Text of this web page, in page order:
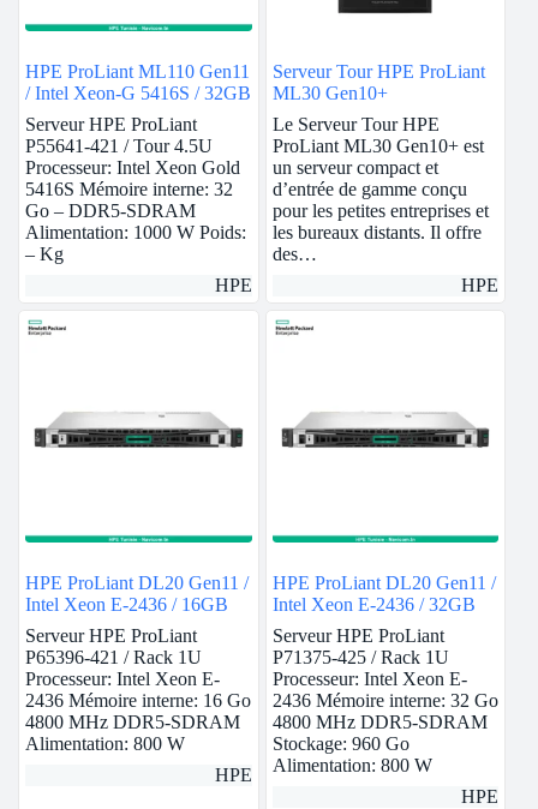
HPE ProLiant ML110 Gen11
/ Intel Xeon-G 5416S / 32GB
Serveur HPE ProLiant
P55641-421 / Tour 4.5U
Processeur: Intel Xeon Gold
5416S Mémoire interne: 32
Go – DDR5-SDRAM
Alimentation: 1000 W Poids:
– Kg
HPE
Serveur Tour HPE ProLiant
ML30 Gen10+
Le Serveur Tour HPE
ProLiant ML30 Gen10+ est
un serveur compact et
d’entrée de gamme conçu
pour les petites entreprises et
les bureaux distants. Il offre
des…
HPE
HPE ProLiant DL20 Gen11 /
Intel Xeon E-2436 / 16GB
Serveur HPE ProLiant
P65396-421 / Rack 1U
Processeur: Intel Xeon E-
2436 Mémoire interne: 16 Go
4800 MHz DDR5-SDRAM
Alimentation: 800 W
HPE
HPE ProLiant DL20 Gen11 /
Intel Xeon E-2436 / 32GB
Serveur HPE ProLiant
P71375-425 / Rack 1U
Processeur: Intel Xeon E-
2436 Mémoire interne: 32 Go
4800 MHz DDR5-SDRAM
Stockage: 960 Go
Alimentation: 800 W
HPE